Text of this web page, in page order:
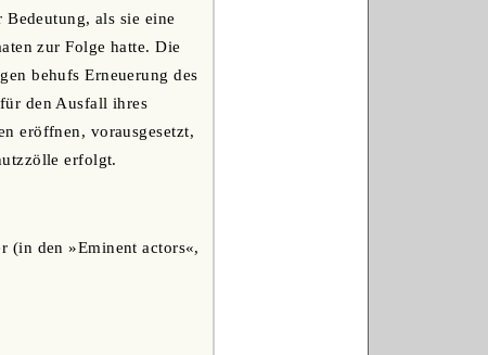
als sie eine
zur Folge hatte. Die
behufs Erneuerung des
den Ausfall ihres
eröffnen, vorausgesetzt,
erfolgt.
(in den »Eminent actors«,